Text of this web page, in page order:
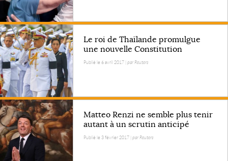
Le roi de Thaïlande promulgue
une nouvelle Constitution
Publié le 6 avril 2017 |par Reuters
Matteo Renzi ne semble plus tenir
autant à un scrutin anticipé
Publié le 3 février 2017 |par Reuters